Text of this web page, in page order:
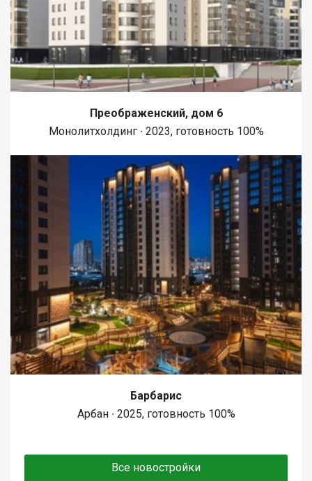
Преображенский, дом 6
Монолитхолдинг ∙ 2023, готовность 100%
Барбарис
Арбан ∙ 2025, готовность 100%
Все новостройки